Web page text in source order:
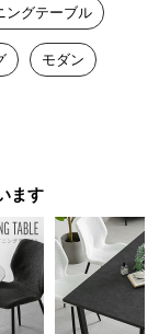
ングテーブル
モダン
ます